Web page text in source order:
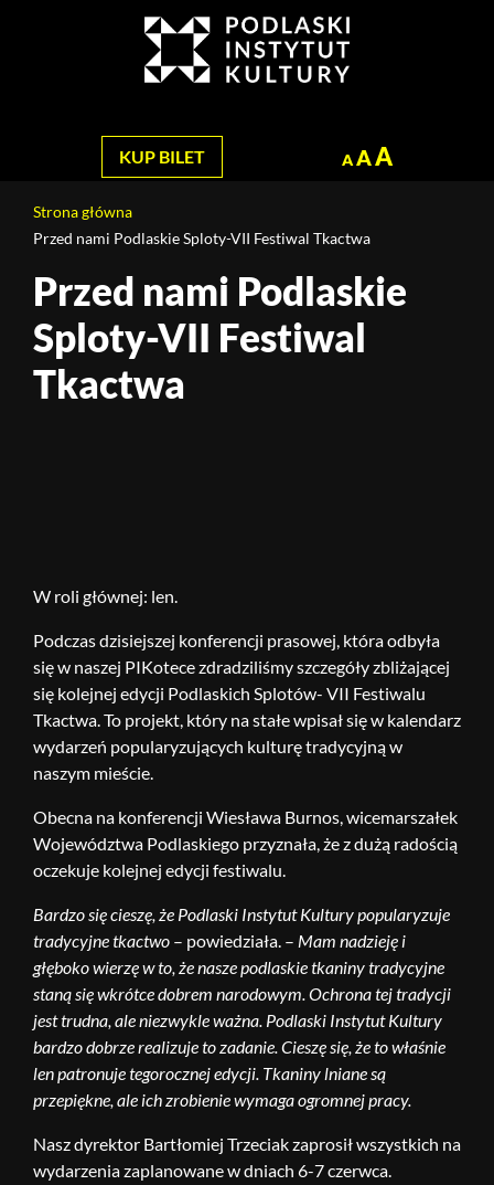
Festiwal
Tkactwa
KUP BILET A AA
Strona główna
Przed nami Podlaskie Sploty-VII Festiwal Tkactwa
Treść
stronyPrzed nami Podlaskie
Sploty-VII Festiwal
Tkactwa
W roli głównej: len.
Podczas dzisiejszej konferencji prasowej, która odbyła
się w naszej PIKotece zdradziliśmy szczegóły zbliżającej
się kolejnej edycji Podlaskich Splotów- VII Festiwalu
Tkactwa. To projekt, który na stałe wpisał się w kalendarz
wydarzeń popularyzujących kulturę tradycyjną w
naszym mieście.
Obecna na konferencji Wiesława Burnos, wicemarszałek
Województwa Podlaskiego przyznała, że z dużą radością
oczekuje kolejnej edycji festiwalu.
Bardzo się cieszę, że Podlaski Instytut Kultury popularyzuje
tradycyjne tkactwo – powiedziała. – Mam nadzieję i
głęboko wierzę w to, że nasze podlaskie tkaniny tradycyjne
staną się wkrótce dobrem narodowym. Ochrona tej tradycji
jest trudna, ale niezwykle ważna. Podlaski Instytut Kultury
bardzo dobrze realizuje to zadanie. Cieszę się, że to właśnie
len patronuje tegorocznej edycji. Tkaniny lniane są
przepiękne, ale ich zrobienie wymaga ogromnej pracy.
Nasz dyrektor Bartłomiej Trzeciak zaprosił wszystkich na
wydarzenia zaplanowane w dniach 6-7 czerwca.